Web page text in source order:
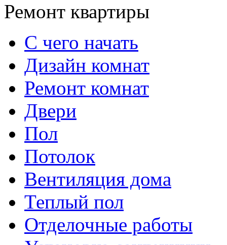
Ремонт квартиры
С чего начать
Дизайн комнат
Ремонт комнат
Двери
Пол
Потолок
Вентиляция дома
Теплый пол
Отделочные работы